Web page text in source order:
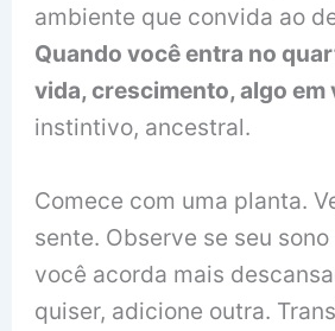
ambiente que convida ao
Quando você entra no
vida, crescimento, algo em
instintivo, ancestral.
Comece com uma planta.
sente. Observe se seu
você acorda mais
quiser, adicione outra.